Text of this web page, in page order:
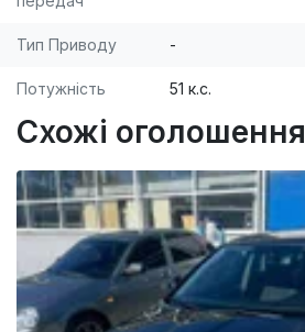
Тип Приводу -
Потужність 51 к.с.
Схожі оголошення